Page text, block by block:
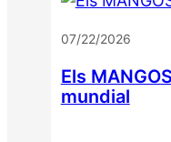
07/22/2026
Els
mundial